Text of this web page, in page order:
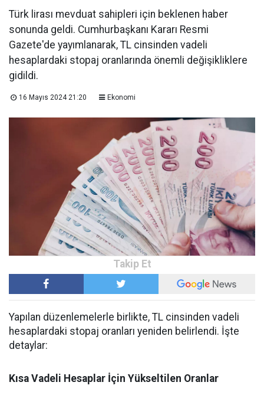
Türk lirası mevduat sahipleri için beklenen haber
sonunda geldi. Cumhurbaşkanı Kararı Resmi
Gazete'de yayımlanarak, TL cinsinden vadeli
hesaplardaki stopaj oranlarında önemli değişikliklere
gidildi.
16 Mayıs 2024 21:20 Ekonomi
Yapılan düzenlemelerle birlikte, TL cinsinden vadeli
hesaplardaki stopaj oranları yeniden belirlendi. İşte
detaylar:
Kısa Vadeli Hesaplar İçin Yükseltilen Oranlar